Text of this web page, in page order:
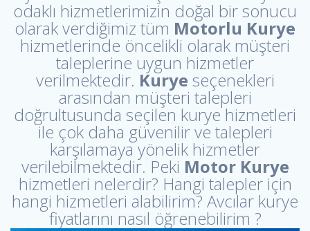
odaklı hizmetlerimizin doğal bir sonucu
olarak verdiğimiz tüm Motorlu Kurye
hizmetlerinde öncelikli olarak müşteri
taleplerine uygun hizmetler
verilmektedir. Kurye seçenekleri
arasından müşteri talepleri
doğrultusunda seçilen kurye hizmetleri
ile çok daha güvenilir ve talepleri
karşılamaya yönelik hizmetler
verilebilmektedir. Peki Motor Kurye
hizmetleri nelerdir? Hangi talepler için
hangi hizmetleri alabilirim? Avcılar kurye
fiyatlarını nasıl öğrenebilirim ?